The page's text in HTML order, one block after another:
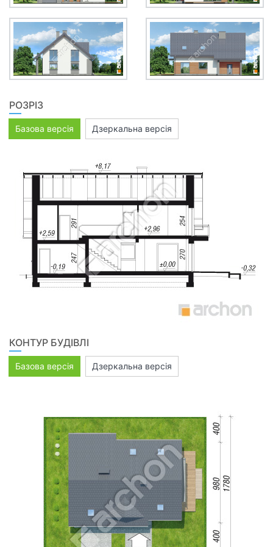
РОЗРІЗ
Базова версія Дзеркальна версія
КОНТУР БУДІВЛІ
Базова версія Дзеркальна версія